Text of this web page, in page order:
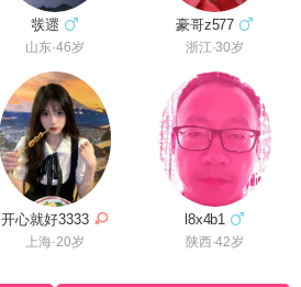
彂遝
山东·46岁
豪哥z577
浙江·30岁
开心就好3333
上海·20岁
l8x4b1
陕西·42岁